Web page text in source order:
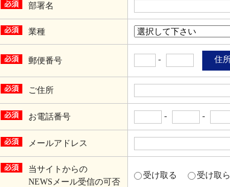
部署名
業種
郵便番号 - 住
ご住所
お電話番号 - -
メールアドレス
当サイトからの
NEWSメール受信の可否
受け取る 受け取